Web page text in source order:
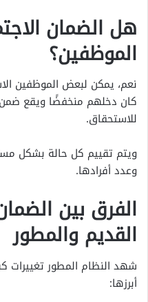
هل الضمان
الموظفين؟
نعم، يمكن لبعض الموظفين
كان دخلهم منخفضًا ويقع
للاستحقاق.
ويتم تقييم كل حالة بشكل
وعدد أفرادها.
الفرق بين
القديم والمطور
شهد النظام المطور تغييرات
أبرزها: